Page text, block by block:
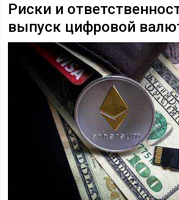
Риски и
выпуск цифровой